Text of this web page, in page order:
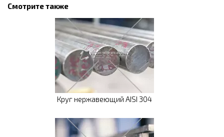
Смотрите также
Круг нержавеющий AISI 304